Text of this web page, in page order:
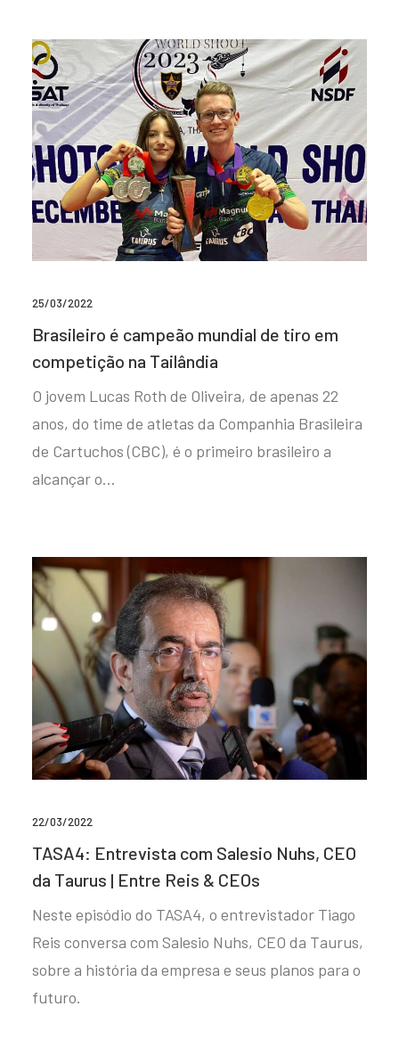
25/03/2022
Brasileiro é campeão mundial de tiro em
competição na Tailândia
O jovem Lucas Roth de Oliveira, de apenas 22
anos, do time de atletas da Companhia Brasileira
de Cartuchos (CBC), é o primeiro brasileiro a
alcançar o…
22/03/2022
TASA4: Entrevista com Salesio Nuhs, CEO
da Taurus | Entre Reis & CEOs
Neste episódio do TASA4, o entrevistador Tiago
Reis conversa com Salesio Nuhs, CEO da Taurus,
sobre a história da empresa e seus planos para o
futuro.